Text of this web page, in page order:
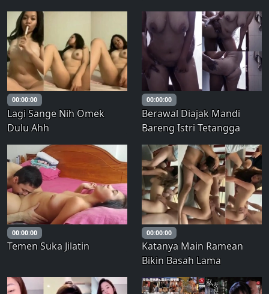
00:00:00
Lagi Sange Nih Omek
Dulu Ahh
00:00:00
Berawal Diajak Mandi
Bareng Istri Tetangga
00:00:00
Temen Suka Jilatin
00:00:00
Katanya Main Ramean
Bikin Basah Lama